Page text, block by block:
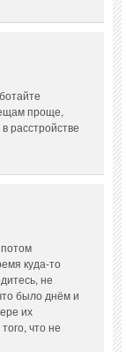
проще,
расстройстве
куда-то
не
было днём и
их
что не